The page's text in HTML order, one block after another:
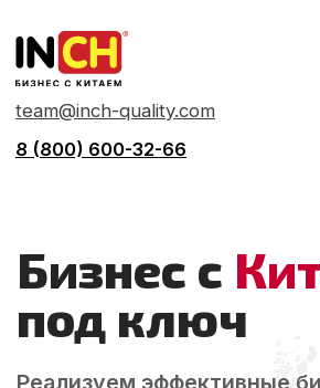
team@inch-quality.com
8 (800) 600-32-66
Реализуем эффективные бизнес-
решения и предоставляем полный
комплекс услуг в Китае: от поиска
поставщиков до контроля качества,
склад. Работаем с любыми товарами и